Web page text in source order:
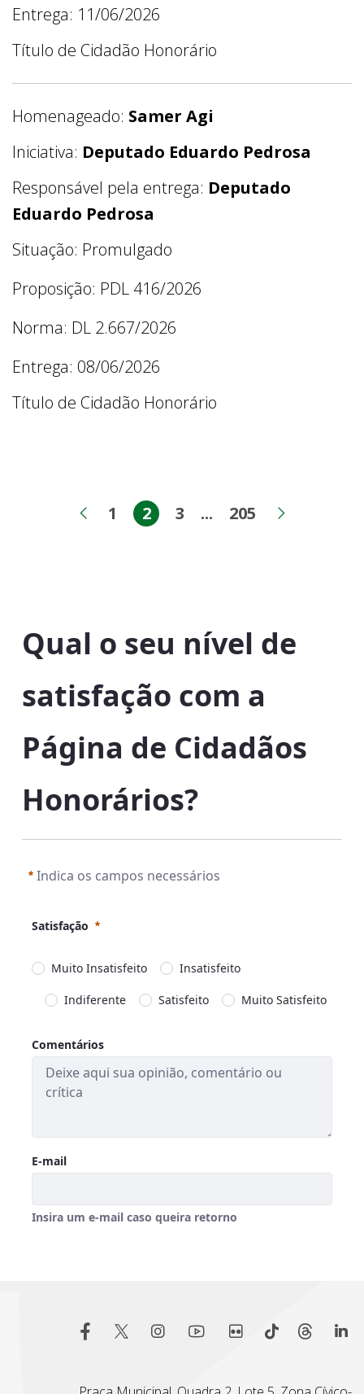
Entrega: 11/06/2026
Título de Cidadão Honorário
Homenageado: Samer Agi
Iniciativa: Deputado Eduardo Pedrosa
Responsável pela entrega: Deputado
Eduardo Pedrosa
Situação: Promulgado
Proposição: PDL 416/2026
Norma: DL 2.667/2026
Entrega: 08/06/2026
Título de Cidadão Honorário
Página anterior
Página
1 Página
2 Página
3 ...Páginas
Página
205